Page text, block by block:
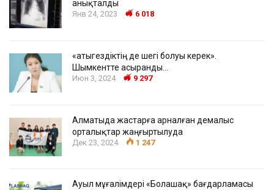
анықталды
Янв 24, 2023 6 018
«Қатыгездіктің де шегі болуы керек».
Шымкентте асыранды…
Июн 3, 2024 9 297
Алматыда жастарға арналған демалыс
орталықтар жаңғыртылуда
Дек 23, 2024 1 247
Ауыл мұғалімдері «Болашақ» бағдарламасы